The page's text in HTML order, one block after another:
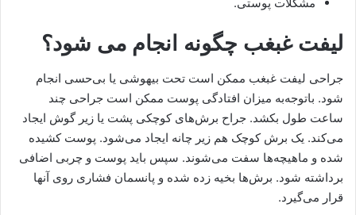
لیفت غبغب چگونه انجام می شود؟
جراحی لیفت غبغب ممکن است تحت بیهوشی یا بی‌حسی انجام
شود. باتوجه‌به میزان افتادگی پوست ممکن است جراحی چند
ساعت طول بکشد. جراح برش‌های کوچکی پشت یا زیر گوش ایجاد
می‌کند. یک برش کوچک هم زیر چانه ایجاد می‌شود. پوست کشیده
شده و ماهیچه‌ها سفت می‌شوند. سپس باید پوست و چربی اضافی
برداشته شود. برش‌ها بخیه زده شده و پانسمان فشاری روی آنها
قرار می‌گیرد.